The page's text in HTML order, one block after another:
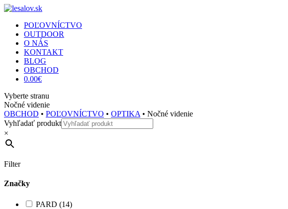
POĽOVNÍCTVO
OUTDOOR
O NÁS
KONTAKT
BLOG
OBCHOD
0.00€
Vyberte stranu
Nočné videnie
OBCHOD • POĽOVNÍCTVO • OPTIKA • Nočné videnie
Vyhľadať produkt
×
Filter
Značky
PARD (14)